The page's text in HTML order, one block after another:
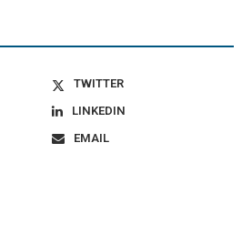
TWITTER
LINKEDIN
EMAIL